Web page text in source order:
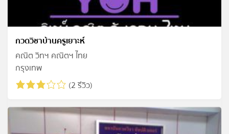
กวดวิชาบ้านครูเยาะห์
คณิต วิทฯ คณิตฯ ไทย
กรุงเทพ
(2 รีวิว)